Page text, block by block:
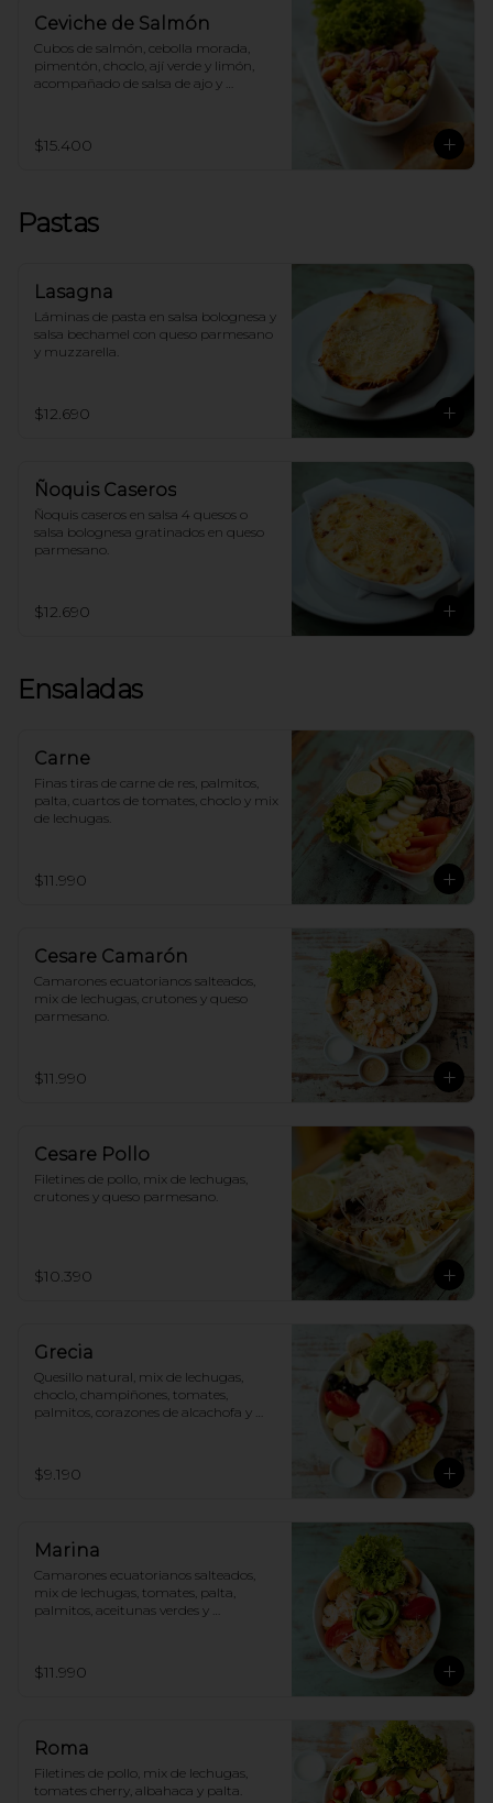
Ceviche de Salmón
Cubos de salmón, cebolla morada,
pimentón, choclo, ají verde y limón,
acompañado de salsa de ajo y
$15.400
Pastas
Lasagna
Láminas de pasta en salsa bolognesa y
salsa bechamel con queso parmesano
y muzzarella.
$12.690
Ñoquis Caseros
Ñoquis caseros en salsa 4 quesos o
salsa bolognesa gratinados en queso
parmesano.
$12.690
Ensaladas
Carne
Finas tiras de carne de res, palmitos,
palta, cuartos de tomates, choclo y mix
de lechugas.
$11.990
Cesare Camarón
Camarones ecuatorianos salteados,
mix de lechugas, crutones y queso
parmesano.
$11.990
Cesare Pollo
Filetines de pollo, mix de lechugas,
crutones y queso parmesano.
$10.390
Grecia
Quesillo natural, mix de lechugas,
choclo, champiñones, tomates,
palmitos, corazones de alcachofa y
$9.190
Marina
Camarones ecuatorianos salteados,
mix de lechugas, tomates, palta,
palmitos, aceitunas verdes y
$11.990
Roma
Filetines de pollo, mix de lechugas,
tomates cherry, albahaca y palta.